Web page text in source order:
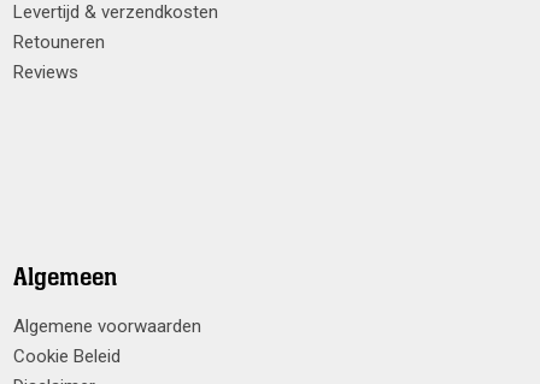
Levertijd & verzendkosten
Retouneren
Reviews
Algemeen
Algemene voorwaarden
Cookie Beleid